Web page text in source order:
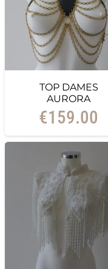
TOP DAMES
AURORA
€159.00